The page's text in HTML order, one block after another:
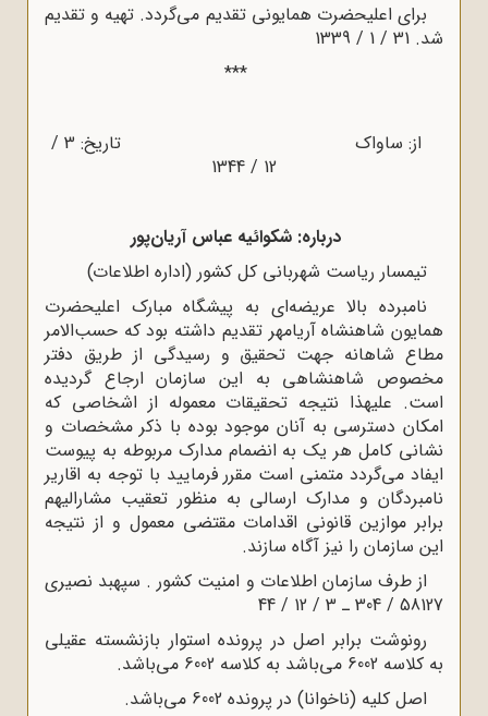
برای اعلیحضرت همایونی تقدیم می‌گردد. تهیه و تقدیم
شد. 31 / 1 / 1339
***
از: ساواک تاریخ: 3 /
12 / 1344
درباره: شکوائیه عباس آریان‌پور
تیمسار ریاست شهربانی کل کشور (اداره اطلاعات)
نامبرده بالا عریضه‌ای به پیشگاه مبارک اعلیحضرت
همایون شاهنشاه آریامهر تقدیم داشته بود که حسب‌الامر
مطاع شاهانه جهت تحقیق و رسیدگی از طریق دفتر
مخصوص شاهنشاهی به این سازمان ارجاع گردیده
است. علیهذا نتیجه تحقیقات معموله از اشخاصی که
امکان دسترسی به آنان موجود بوده با ذکر مشخصات و
نشانی کامل هر یک به انضمام مدارک مربوطه به پیوست
ایفاد می‌گردد متمنی است مقرر فرمایید با توجه به اقاریر
نامبردگان و مدارک ارسالی به منظور تعقیب مشارالیهم
برابر موازین قانونی اقدامات مقتضی معمول و از نتیجه
این سازمان را نیز آگاه سازند.
از طرف سازمان اطلاعات و امنیت کشور . سپهبد نصیری
58127 / 304 ـ 3 / 12 / 44
رونوشت برابر اصل در پرونده استوار بازنشسته عقیلی
به کلاسه 6002 می‌باشد به کلاسه 6002 می‌باشد.
اصل کلیه (ناخوانا) در پرونده 6002 می‌باشد.